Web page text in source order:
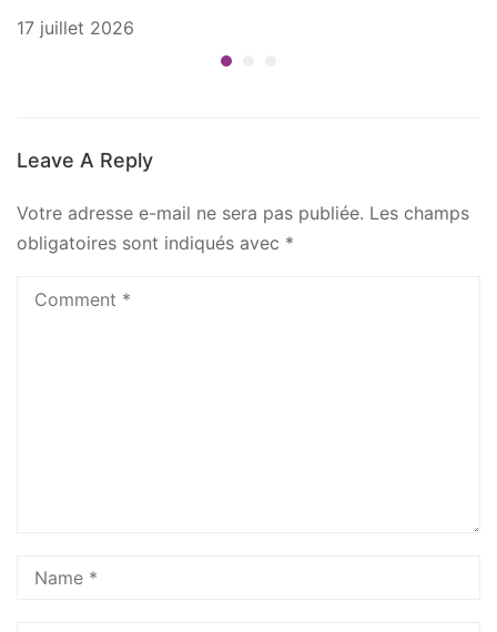
17 juillet 2026
Leave A Reply
Votre adresse e-mail ne sera pas publiée. Les champs
obligatoires sont indiqués avec *